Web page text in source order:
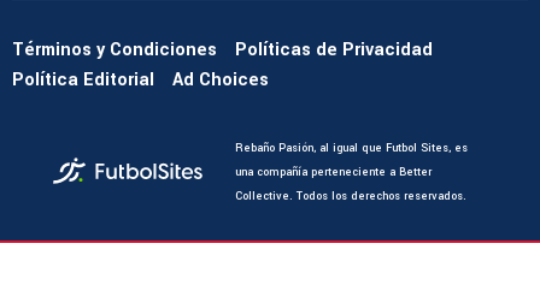
Términos y Condiciones
Políticas de Privacidad
Política Editorial
Ad Choices
Rebaño Pasión, al igual que Futbol Sites, es
una compañía perteneciente a Better
Collective. Todos los derechos reservados.